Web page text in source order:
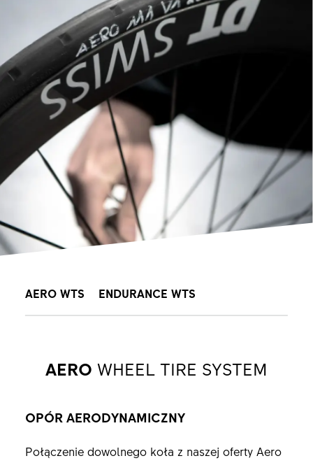
AERO WTS ENDURANCE WTS
AERO WHEEL TIRE SYSTEM
OPÓR AERODYNAMICZNY
Połączenie dowolnego koła z naszej oferty Aero